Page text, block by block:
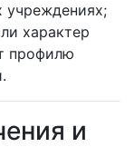
учреждениях;
характер
профилю
и